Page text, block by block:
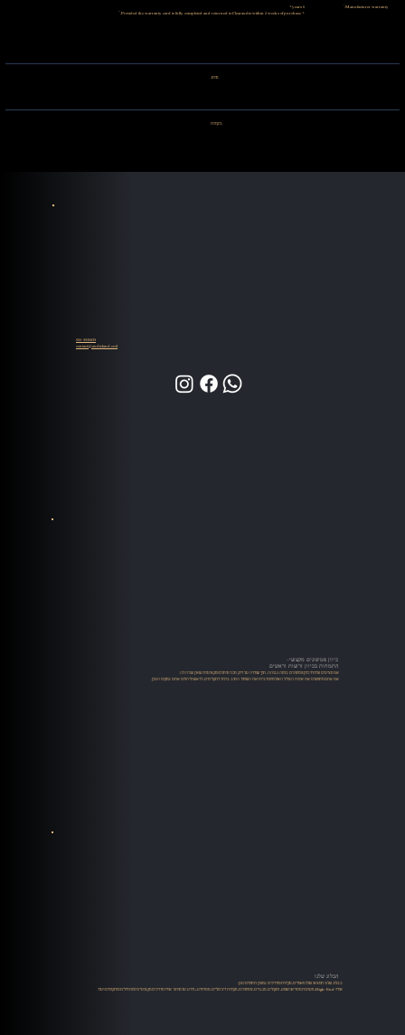
Manufacturer warranty:
5 years*
* Provided the warranty card is fully completed and returned to Clearaudio within 2 weeks of purchase.
מותג
ביקורות
055-9935839
contact@audioland.co.il
כיוון פטיפונים מקצועי-
התמחות בכיוון זרועות וראשים
אנו מציעים שירותי כיוון פטיפונים ברמה גבוהה, תוך שמירה על דיוק טכני מוחלט ומקצועיות שאין שניה לה.
אם אתם מחפשים את איכות הצליל האולטימטיבית ואת השימור הטוב ביותר לתקליטים, לראש וליהלום אתם במקום הנכון.​​
הבלוג שלנו
בבלוג שלנו תמצאו שלל מאמרים, סקירות ומדריכים במגוון תחומים כגון:
אודיו High-End, מערכות סטריאו ושמע, רמקולים, מגברים, פטיפונים, מקורות דיגיטליים, סטרימינג, מידע על מותגי אודיו מדריכים מקצועיים למתחילים ומתקדמים ועוד.